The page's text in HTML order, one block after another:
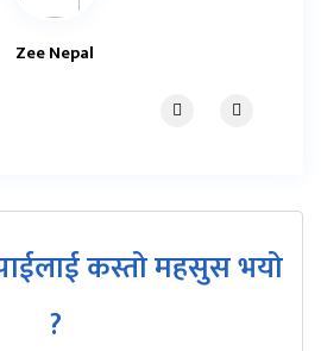
Zee Nepal
कस्तो महसुस भयो
?